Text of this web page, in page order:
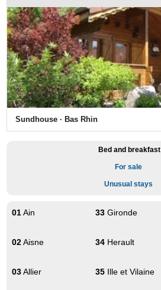
Sundhouse · Bas Rhin
Bed and breakfast
For sale
Unusual stays
01Ain
02Aisne
03Allier
33 Gironde
34 Herault
35 Ille et Vilaine